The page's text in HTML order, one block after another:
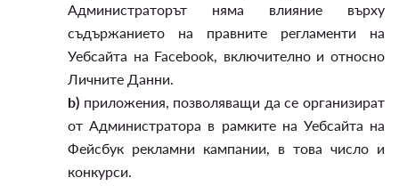
Администраторът няма влияние върху
съдържанието на правните регламенти на
Уебсайта на Facebook, включително и относно
Личните Данни.
b) приложения, позволяващи да се организират
от Администратора в рамките на Уебсайта на
Фейсбук рекламни кампании, в това число и
конкурси.